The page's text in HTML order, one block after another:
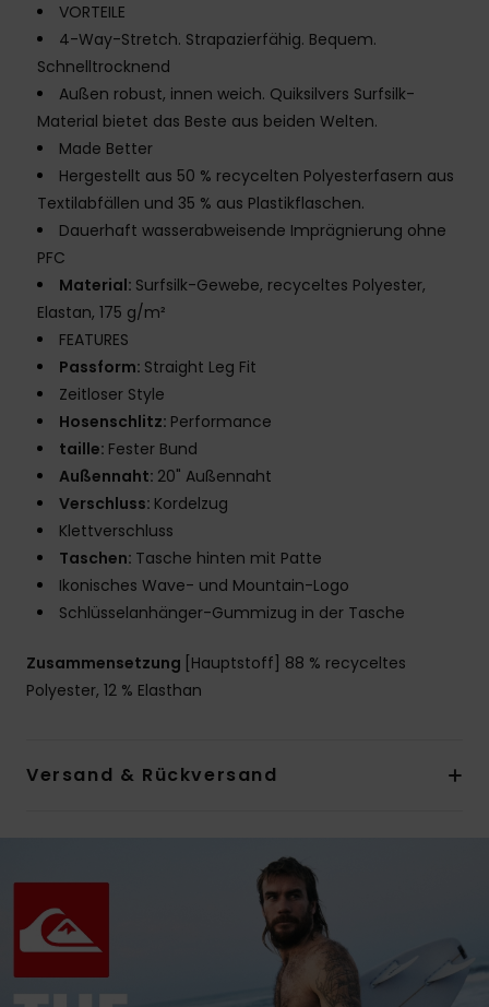
VORTEILE
4-Way-Stretch. Strapazierfähig. Bequem.
Schnelltrocknend
Außen robust, innen weich. Quiksilvers Surfsilk-
Material bietet das Beste aus beiden Welten.
Made Better
Hergestellt aus 50 % recycelten Polyesterfasern aus
Textilabfällen und 35 % aus Plastikflaschen.
Dauerhaft wasserabweisende Imprägnierung ohne
PFC
Material: Surfsilk-Gewebe, recyceltes Polyester,
Elastan, 175 g/m²
FEATURES
Passform: Straight Leg Fit
Zeitloser Style
Hosenschlitz: Performance
taille: Fester Bund
Außennaht: 20" Außennaht
Verschluss: Kordelzug
Klettverschluss
Taschen: Tasche hinten mit Patte
Ikonisches Wave- und Mountain-Logo
Schlüsselanhänger-Gummizug in der Tasche
Zusammensetzung [Hauptstoff] 88 % recyceltes
Polyester, 12 % Elasthan
Versand & Rückversand